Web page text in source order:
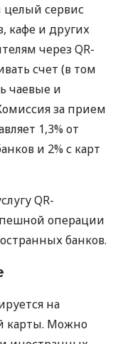
целый сервис
кафе и других
через QR-
счет (в том
чаевые и
за прием
1,3% от
и 2% с карт
QR-
операции
банков.
на
карты. Можно